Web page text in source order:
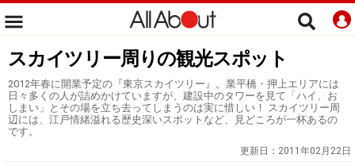
スカイツリー周りの観光スポット
2012年春に開業予定の『東京スカイツリー』。業平橋・押上エリアには
日々多くの人が詰めかけていますが、建設中のタワーを見て「ハイ、お
しまい」とその場を立ち去ってしまうのは実に惜しい！ スカイツリー周
辺には、江戸情緒溢れる歴史深いスポットなど、見どころが一杯あるの
です。
更新日： 2011年02月22日